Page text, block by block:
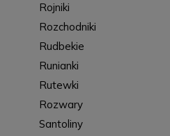
Rojniki
Rozchodniki
Rudbekie
Runianki
Rutewki
Rozwary
Santoliny